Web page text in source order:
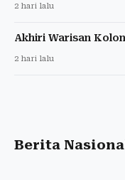
2 hari lalu
Akhiri Warisan
2 hari lalu
Berita